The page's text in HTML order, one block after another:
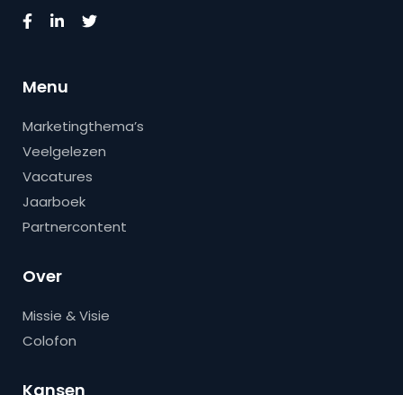
Menu
Marketingthema’s
Veelgelezen
Vacatures
Jaarboek
Partnercontent
Over
Missie & Visie
Colofon
Kansen